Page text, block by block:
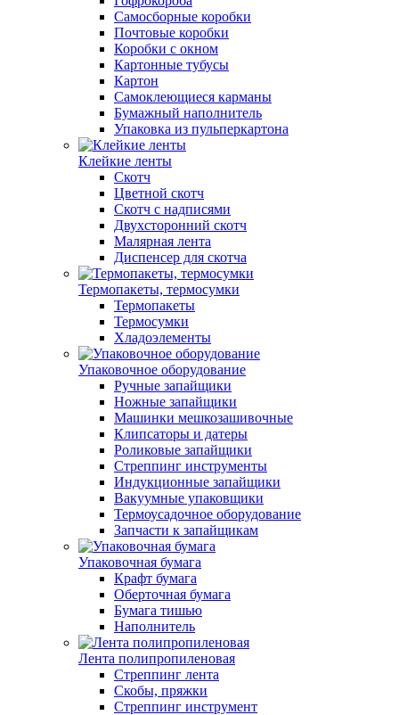
Самосборные коробки
Почтовые коробки
Коробки с окном
Картонные тубусы
Картон
Самоклеющиеся карманы
Бумажный наполнитель
Упаковка из пульперкартона
Клейкие ленты
Скотч
Цветной скотч
Скотч с надписями
Двухсторонний скотч
Малярная лента
Диспенсер для скотча
Термопакеты, термосумки
Термопакеты
Термосумки
Хладоэлементы
Упаковочное оборудование
Ручные запайщики
Ножные запайщики
Машинки мешкозашивочные
Клипсаторы и датеры
Роликовые запайщики
Стреппинг инструменты
Индукционные запайщики
Вакуумные упаковщики
Термоусадочное оборудование
Запчасти к запайщикам
Упаковочная бумага
Крафт бумага
Оберточная бумага
Бумага тишью
Наполнитель
Лента полипропиленовая
Стреппинг лента
Скобы, пряжки
Стреппинг инструмент